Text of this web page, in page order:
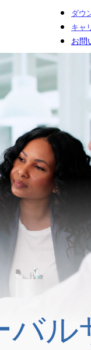
ダウ
キャ
お問
ル